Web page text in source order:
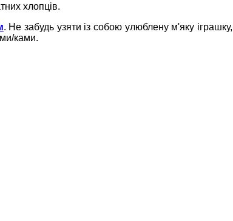
хлопців.
. Не забудь узяти із собою улюблену м'яку іграшку,
ками.